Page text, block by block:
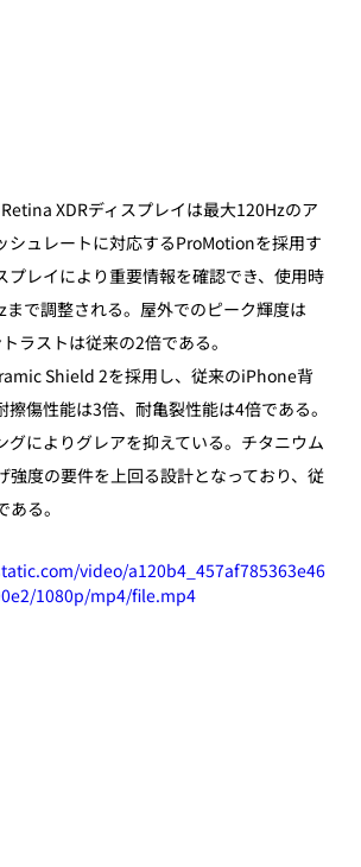
XDRディスプレイは最大120Hzのア
シュレートに対応するProMotionを採用す
プレイにより重要情報を確認でき、使用時
で調整される。屋外でのピーク輝度は
ラストは従来の2倍である。
Shield 2を採用し、従来のiPhone背
傷性能は3倍、耐亀裂性能は4倍である。
グによりグレアを抑えている。チタニウム
強度の要件を上回る設計となっており、従
る。
video/a120b4_457af785363e46
1080p/mp4/file.mp4